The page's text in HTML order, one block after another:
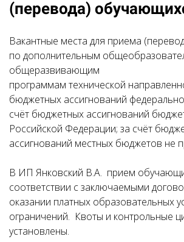
(перевода)
Вакантные места для приема
по дополнительным
общеразвивающим
программам технической
бюджетных ассигнований
счёт бюджетных ассигнований
Российской Федерации; за счёт
ассигнований местных бюджетов не
В ИП Янковский В.А. прием
соответствии с заключаемыми
оказании платных образовательных
ограничений. Квоты и контрольные
установлены.